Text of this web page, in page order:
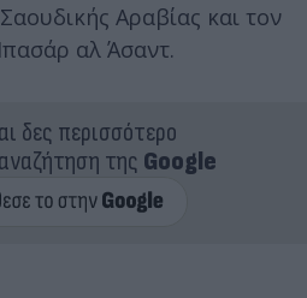
Αραβίας και τον
αλ Άσαντ.
δες περισσότερο
της Google